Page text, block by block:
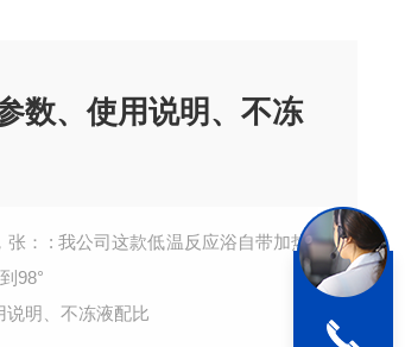
数、使用说明、不冻
带加热
98°
明、不冻液配比